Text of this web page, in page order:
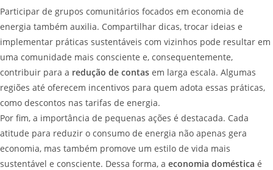
Participar de grupos comunitários focados em economia de
energia também auxilia. Compartilhar dicas, trocar ideias e
implementar práticas sustentáveis com vizinhos pode resultar em
uma comunidade mais consciente e, consequentemente,
contribuir para a redução de contas em larga escala. Algumas
regiões até oferecem incentivos para quem adota essas práticas,
como descontos nas tarifas de energia.
Por fim, a importância de pequenas ações é destacada. Cada
atitude para reduzir o consumo de energia não apenas gera
economia, mas também promove um estilo de vida mais
sustentável e consciente. Dessa forma, a economia doméstica é